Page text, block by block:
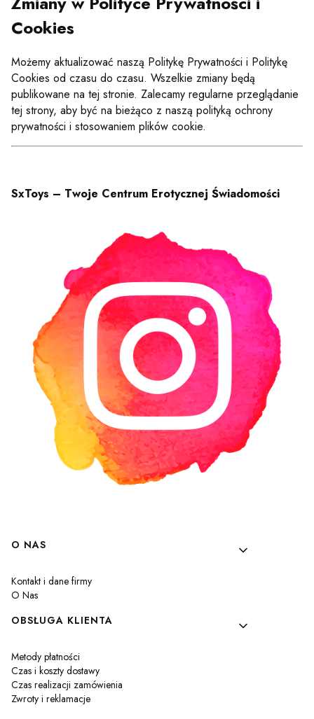
Cookies
Możemy aktualizować naszą Politykę Prywatności i Politykę
Cookies od czasu do czasu. Wszelkie zmiany będą
publikowane na tej stronie. Zalecamy regularne przeglądanie
tej strony, aby być na bieżąco z naszą polityką ochrony
prywatności i stosowaniem plików cookie.
SxToys – Twoje Centrum Erotycznej Świadomości
Linki w stopce
O NAS
Kontakt i dane firmy
O Nas
OBSŁUGA KLIENTA
Metody płatności
Czas i koszty dostawy
Czas realizacji zamówienia
Zwroty i reklamacje